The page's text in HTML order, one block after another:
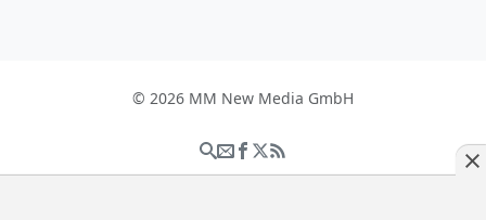
© 2026 MM New Media GmbH